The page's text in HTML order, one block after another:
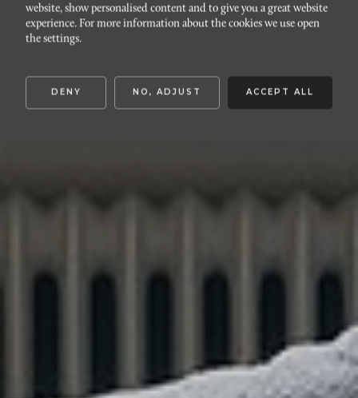
STADSTEATERN/DAVIDSHALL
website, show personalised content and to give you a great website
experience. For more information about the cookies we use open
the settings.
DENY NO, ADJUST ACCEPT ALL